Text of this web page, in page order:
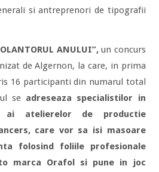
si antreprenori de tipografii
ANULUI”,un concurs
de Algernon, la care, in prima
16 participanti din numarul total
se adreseaza specialistilor in
ai atelierelor de productie
care vor sa isi masoare
folosind foliile profesionale
marca
Orafol si pune in joc